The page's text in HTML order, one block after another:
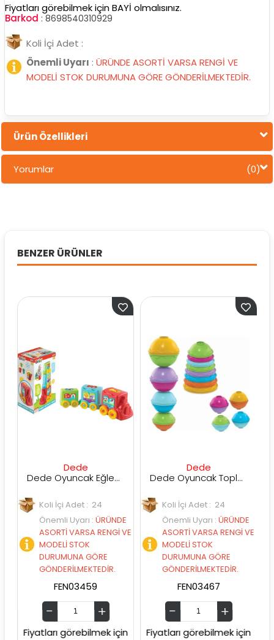
Fiyatları görebilmek için BAYİ olmalısınız.
Barkod : 8698540310929
Koli İçi Adet :
Önemli Uyarı : ÜRÜNDE ASORTİ VARSA RENGİ VE
MODELİ STOK DURUMUNA GÖRE GÖNDERİLMEKTEDİR.
Ürün Özellikleri
Yorumlar (0)
BENZER ÜRÜNLER
Dede
Dede Oyuncak Eğlenceli Aktivite Treni
Koli İçi Adet : 24
Önemli Uyarı:ÜRÜNDE
ASORTİ VARSA RENGİ VE
MODELİ STOK
DURUMUNA GÖRE
GÖNDERİLMEKTEDİR.
FEN03459
Fiyatları görebilmek için
Dede
Dede Oyuncak Toplu Mi̇ni̇ Kule
Koli İçi Adet : 24
Önemli Uyarı:ÜRÜNDE
ASORTİ VARSA RENGİ VE
MODELİ STOK
DURUMUNA GÖRE
GÖNDERİLMEKTEDİR.
FEN03467
Fiyatları görebilmek için